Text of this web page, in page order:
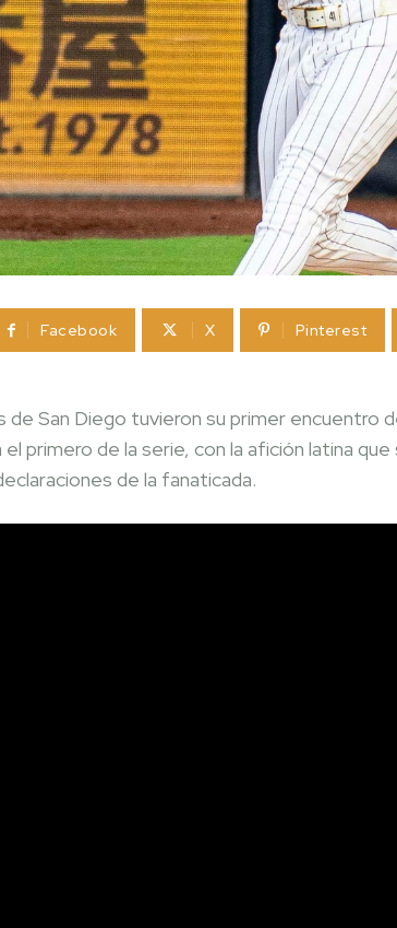
Facebook X Pinterest
de San Diego tuvieron su primer encuentro
primero de la serie, con la afición latina
de la fanaticada.